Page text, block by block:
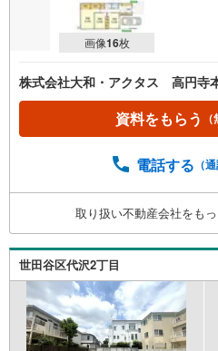
画像16枚
株式会社大和・アクタス 高円寺
資料をもらう
電話する （
取り扱い不動産会社をも
世田谷区代沢2丁目